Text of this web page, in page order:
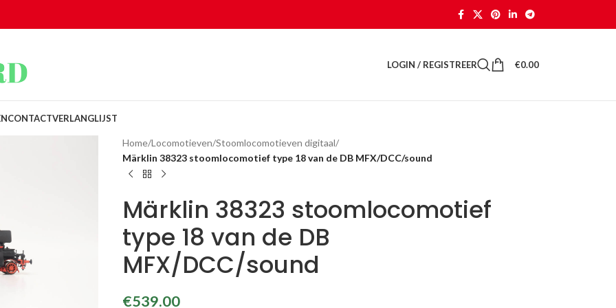
LOGIN / REGISTREER €0.00
CONTACTVERLANGLIJST
Home/Locomotieven/Stoomlocomotieven digitaal/
Märklin 38323 stoomlocomotief type 18 van de DB MFX/DCC/sound
Märklin 38323 stoomlocomotief
type 18 van de DB
MFX/DCC/sound
€539.00